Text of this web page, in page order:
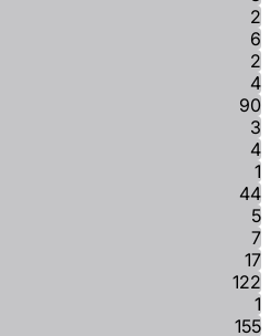
2
6
2
4
90
3
4
1
44
5
7
17
122
1
155